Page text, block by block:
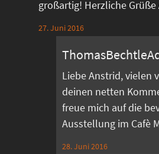
großartig! Herzliche Grüße
27. Juni 2016
Liebe Anstrid, vielen
deinen netten
freue mich auf die
Ausstellung im Cafè
28. Juni 2016